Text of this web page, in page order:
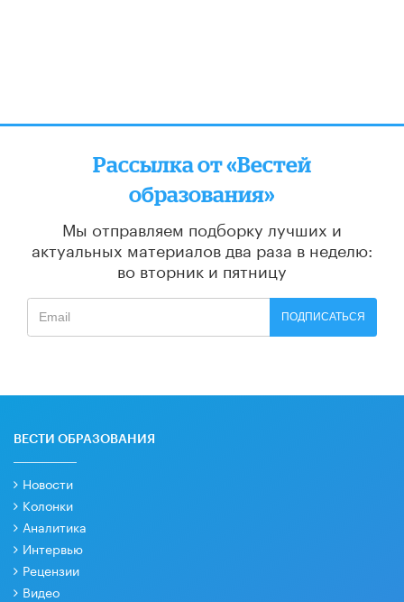
Рассылка от «Вестей
образования»
Мы отправляем подборку лучших и
актуальных материалов два раза в неделю:
во вторник и пятницу
ПОДПИСАТЬСЯ
ВЕСТИ ОБРАЗОВАНИЯ
Новости
Колонки
Аналитика
Интервью
Рецензии
Видео